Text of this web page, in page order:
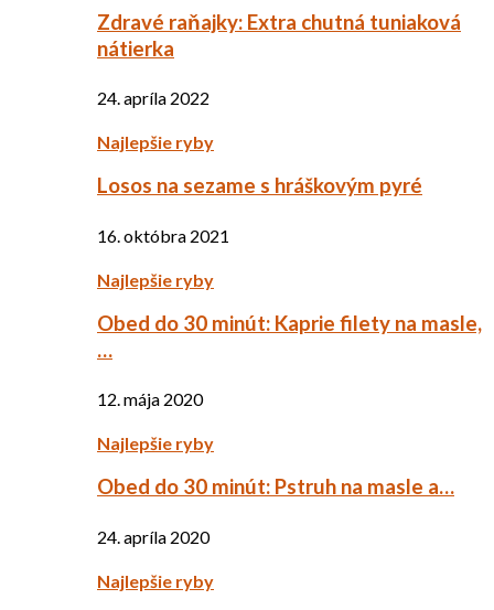
Zdravé raňajky: Extra chutná tuniaková
nátierka
24. apríla 2022
Najlepšie ryby
Losos na sezame s hráškovým pyré
16. októbra 2021
Najlepšie ryby
Obed do 30 minút: Kaprie filety na masle,
…
12. mája 2020
Najlepšie ryby
Obed do 30 minút: Pstruh na masle a…
24. apríla 2020
Najlepšie ryby